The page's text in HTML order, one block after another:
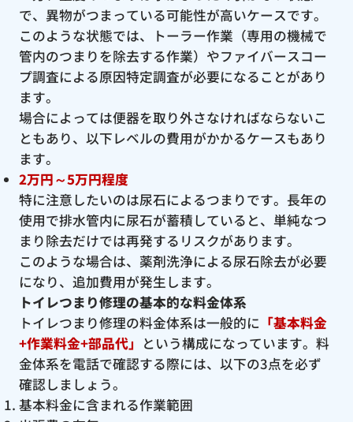
で、異物がつまっている可能性が高いケースです。
このような状態では、トーラー作業（専用の機械で
管内のつまりを除去する作業）やファイバースコー
プ調査による原因特定調査が必要になることがあり
ます。
場合によっては便器を取り外さなければならないこ
ともあり、以下レベルの費用がかかるケースもあり
ます。
2万円～5万円程度
特に注意したいのは尿石によるつまりです。長年の
使用で排水管内に尿石が蓄積していると、単純なつ
まり除去だけでは再発するリスクがあります。
このような場合は、薬剤洗浄による尿石除去が必要
になり、追加費用が発生します。
トイレつまり修理の基本的な料金体系
トイレつまり修理の料金体系は一般的に 「基本料金
+作業料金+部品代」 という構成になっています。料
金体系を電話で確認する際には、以下の3点を必ず
確認しましょう。
基本料金に含まれる作業範囲